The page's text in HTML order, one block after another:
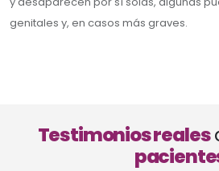
genitales y, en casos más graves.
Testimonios reales